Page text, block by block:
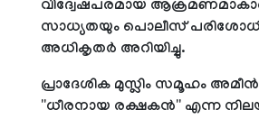
വിദ്വേഷപരമായ
സാധ്യതയും പൊലീസ്
അധികൃതര്‍ അറിയിച്ചു.
പ്രാദേശിക മുസ്ലിം സമൂഹം
''ധീരനായ രക്ഷകന്‍'' എന്ന